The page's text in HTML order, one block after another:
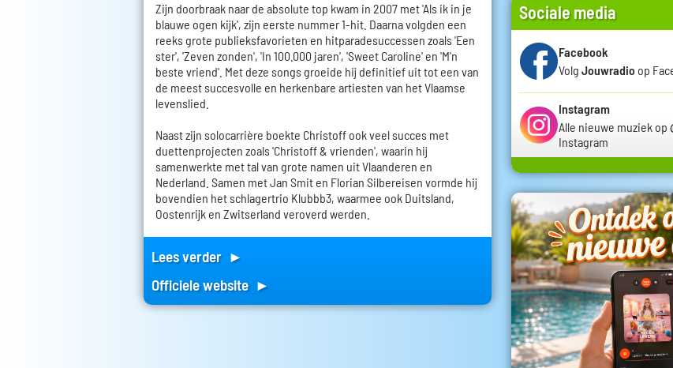
Zijn doorbraak naar de absolute top kwam in 2007 met 'Als ik in je
blauwe ogen kijk', zijn eerste nummer 1-hit. Daarna volgden een
reeks grote publieksfavorieten en hitparadesuccessen zoals 'Een
ster', 'Zeven zonden', 'In 100.000 jaren', 'Sweet Caroline' en 'M'n
beste vriend'. Met deze songs groeide hij definitief uit tot een van
de meest succesvolle en herkenbare artiesten van het Vlaamse
levenslied.
Naast zijn solocarrière boekte Christoff ook veel succes met
duettenprojecten zoals 'Christoff & vrienden', waarin hij
samenwerkte met tal van grote namen uit Vlaanderen en
Nederland. Samen met Jan Smit en Florian Silbereisen vormde hij
bovendien het schlagertrio Klubbb3, waarmee ook Duitsland,
Oostenrijk en Zwitserland veroverd werden.
Lees verder ►
Officiele website ►
Sociale media
Facebook
Volg Jouwradio op
Instagram
Alle nieuwe muziek op
Instagram